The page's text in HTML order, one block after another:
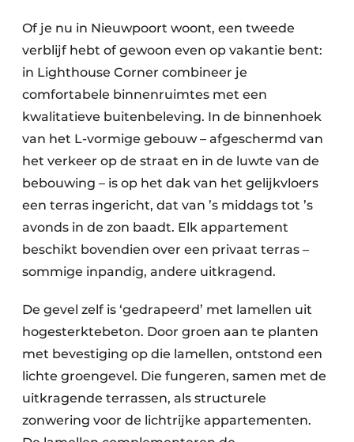
Of je nu in Nieuwpoort woont, een tweede
verblijf hebt of gewoon even op vakantie bent:
in Lighthouse Corner combineer je
comfortabele binnenruimtes met een
kwalitatieve buitenbeleving. In de binnenhoek
van het L-vormige gebouw – afgeschermd van
het verkeer op de straat en in de luwte van de
bebouwing – is op het dak van het gelijkvloers
een terras ingericht, dat van ’s middags tot ’s
avonds in de zon baadt. Elk appartement
beschikt bovendien over een privaat terras –
sommige inpandig, andere uitkragend.
De gevel zelf is ‘gedrapeerd’ met lamellen uit
hogesterktebeton. Door groen aan te planten
met bevestiging op die lamellen, ontstond een
lichte groengevel. Die fungeren, samen met de
uitkragende terrassen, als structurele
zonwering voor de lichtrijke appartementen.